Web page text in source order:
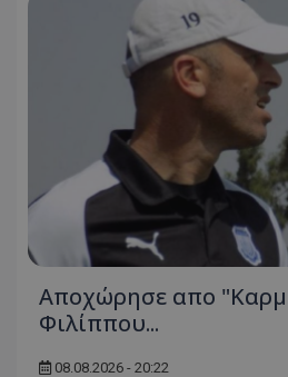
Aποχώρησε απο
Φιλίππου...
08.08.2026 - 20:22